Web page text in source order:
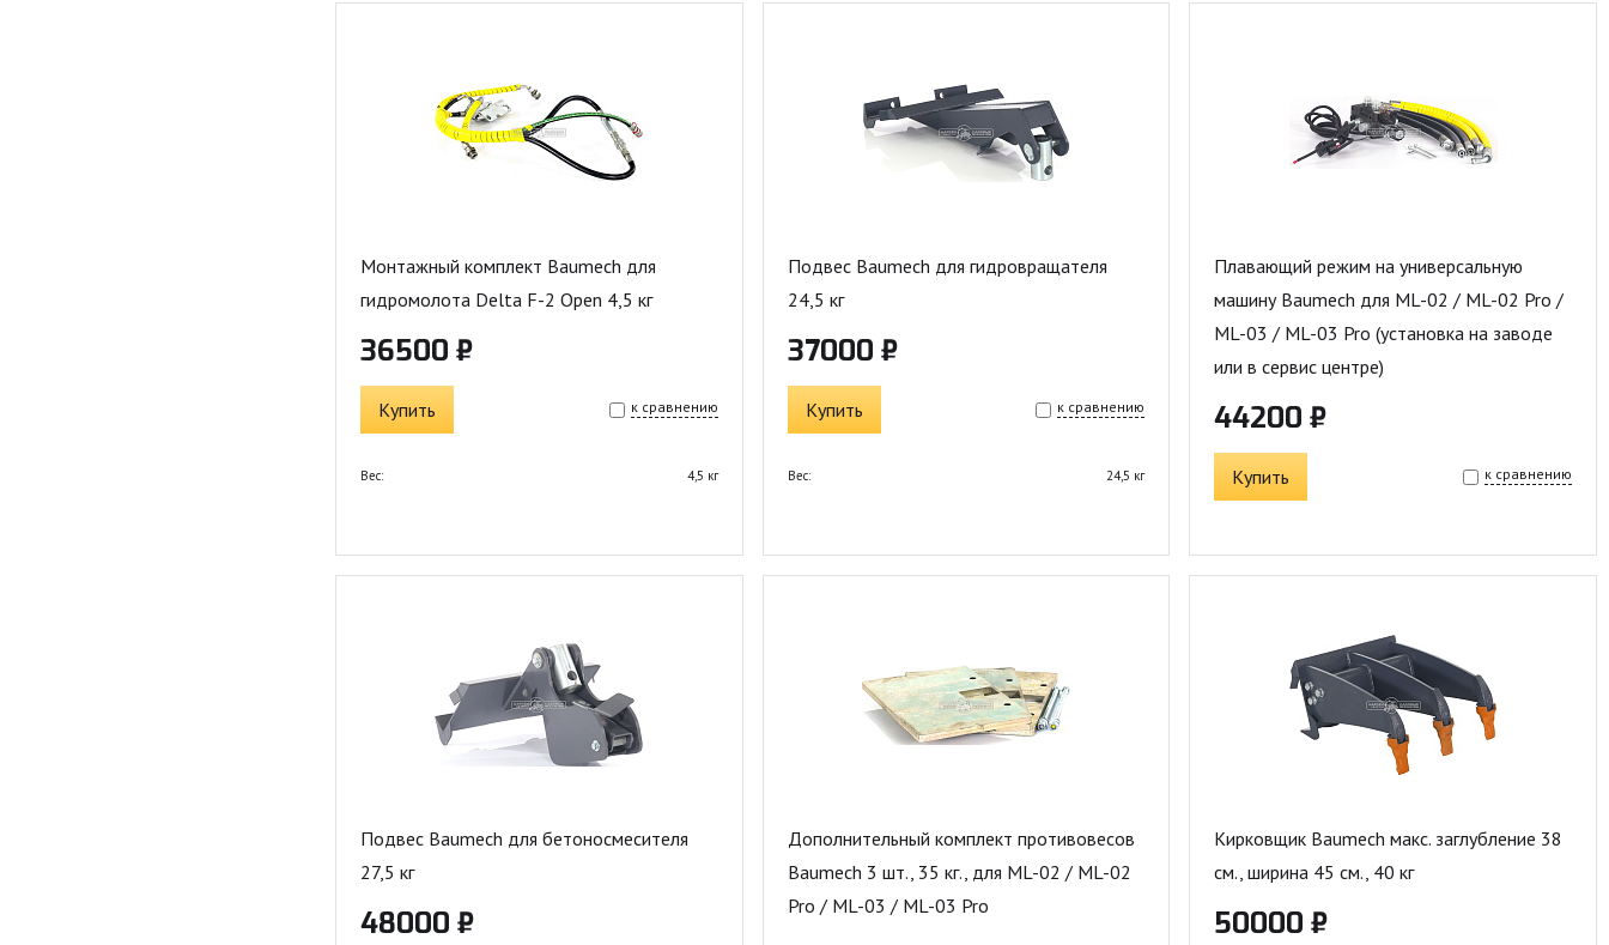
Монтажный комплект Baumech для
гидромолота Delta F-2 Open 4,5 кг
36500 ₽
Купить к сравнению
Вес: 4,5 кг
Подвес Baumech для гидровращателя
24,5 кг
37000 ₽
Купить к сравнению
Вес: 24,5 кг
Плавающий режим на универсальную
машину Baumech для ML-02 / ML-02 Pro /
ML-03 / ML-03 Pro (установка на заводе
или в сервис центре)
44200 ₽
Купить к сравнению
Подвес Baumech для бетоносмесителя
27,5 кг
48000 ₽
Дополнительный комплект противовесов
Baumech 3 шт., 35 кг., для ML-02 / ML-02
Pro / ML-03 / ML-03 Pro
Кирковщик Baumech макс. заглубление 38
см., ширина 45 см., 40 кг
50000 ₽